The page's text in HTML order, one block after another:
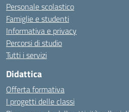
Personale scolastico
Famiglie e studenti
Informativa e privacy
Percorsi di studio
Tutti i servizi
Didattica
Offerta formativa
I progetti delle classi